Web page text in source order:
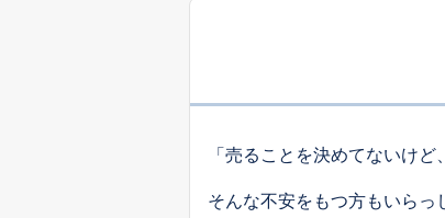
「売ることを決めてないけ
そんな不安をもつ方もいら